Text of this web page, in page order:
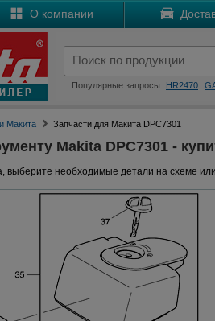
О компании
Популярные запросы: HR2470
Макита Запчасти для Макита DPC7301
Makita DPC7301 -
выберите необходимые детали на схеме